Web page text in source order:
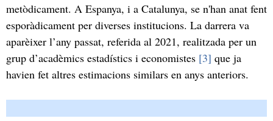
metòdicament. A Espanya, i a Catalunya, se n'han anat fent
esporàdicament per diverses institucions. La darrera va
aparèixer l’any passat, referida al 2021, realitzada per un
grup d’acadèmics estadístics i economistes [3] que ja
havien fet altres estimacions similars en anys anteriors.